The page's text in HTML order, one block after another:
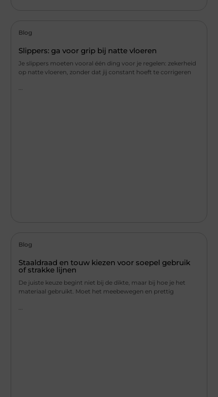
Blog
Slippers: ga voor grip bij natte vloeren
Je slippers moeten vooral één ding voor je regelen: zekerheid
op natte vloeren, zonder dat jij constant hoeft te corrigeren
...
Blog
Staaldraad en touw kiezen voor soepel gebruik
of strakke lijnen
De juiste keuze begint niet bij de dikte, maar bij hoe je het
materiaal gebruikt. Moet het meebewegen en prettig